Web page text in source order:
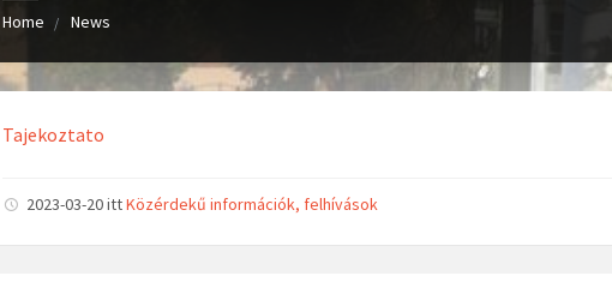
Home News
Tajekoztato
2023-03-20ittKözérdekű információk, felhívások